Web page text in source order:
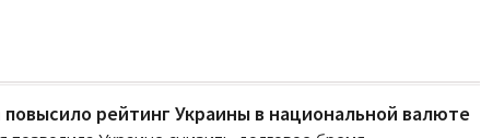
рейтинг Украины в национальной валюте